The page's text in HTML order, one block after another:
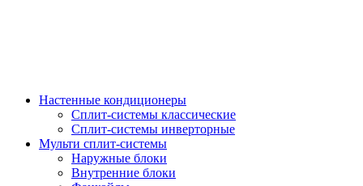
Настенные кондиционеры
Сплит-системы классические
Сплит-системы инверторные
Мульти сплит-системы
Наружные блоки
Внутренние блоки